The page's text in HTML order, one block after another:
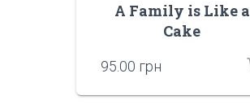
A Family is Like a
Cake
95.00 грн